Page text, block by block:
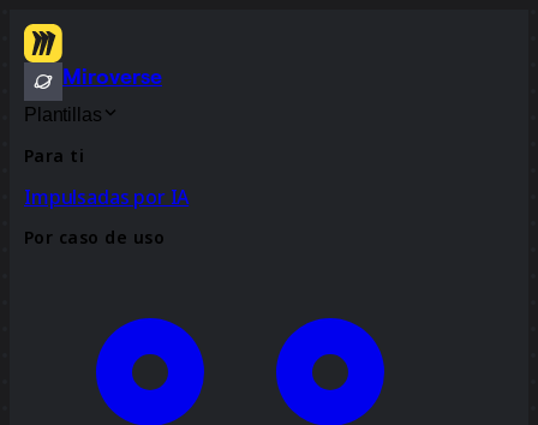
Miroverse
Plantillas
Para ti
Impulsadas por IA
Por caso de uso